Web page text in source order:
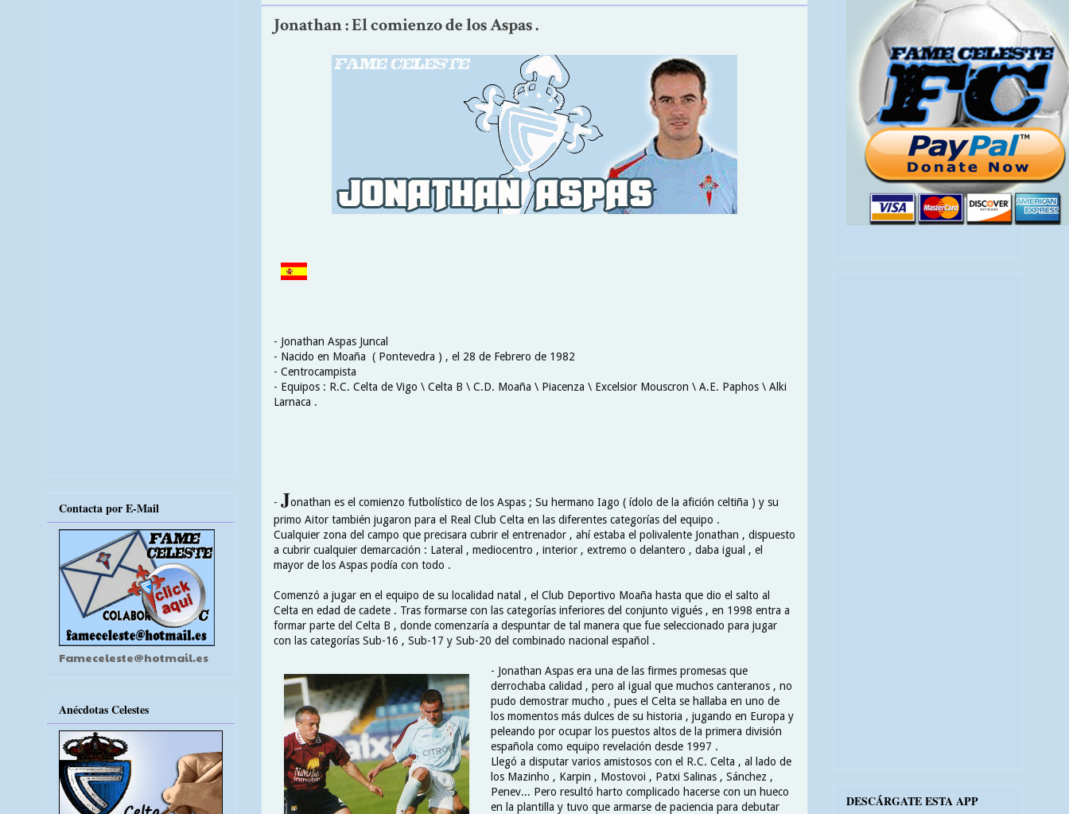
Jonathan : El comienzo de los Aspas .
- Jonathan Aspas Juncal
- Nacido en Moaña ( Pontevedra ) , el 28 de Febrero de 1982
- Centrocampista
- Equipos : R.C. Celta de Vigo \ Celta B \ C.D. Moaña \ Piacenza \ Excelsior Mouscron \ A.E. Paphos \ Alki
Larnaca .
- Jonathan es el comienzo futbolístico de los Aspas ; Su hermano Iago ( ídolo de la afición celtiña ) y su
primo Aitor también jugaron para el Real Club Celta en las diferentes categorías del equipo .
Cualquier zona del campo que precisara cubrir el entrenador , ahí estaba el polivalente Jonathan , dispuesto
a cubrir cualquier demarcación : Lateral , mediocentro , interior , extremo o delantero , daba igual , el
mayor de los Aspas podía con todo .
Comenzó a jugar en el equipo de su localidad natal , el Club Deportivo Moaña hasta que dio el salto al
Celta en edad de cadete . Tras formarse con las categorías inferiores del conjunto vigués , en 1998 entra a
formar parte del Celta B , donde comenzaría a despuntar de tal manera que fue seleccionado para jugar
con las categorías Sub-16 , Sub-17 y Sub-20 del combinado nacional español .
- Jonathan Aspas era una de las firmes promesas que
derrochaba calidad , pero al igual que muchos canteranos , no
pudo demostrar mucho , pues el Celta se hallaba en uno de
los momentos más dulces de su historia , jugando en Europa y
peleando por ocupar los puestos altos de la primera división
española como equipo revelación desde 1997 .
Llegó a disputar varios amistosos con el R.C. Celta , al lado de
los Mazinho , Karpin , Mostovoi , Patxi Salinas , Sánchez ,
Penev... Pero resultó harto complicado hacerse con un hueco
en la plantilla y tuvo que armarse de paciencia para debutar
Contacta por E-Mail
Fameceleste@hotmail.es
Anécdotas Celestes
DESCÁRGATE ESTA APP